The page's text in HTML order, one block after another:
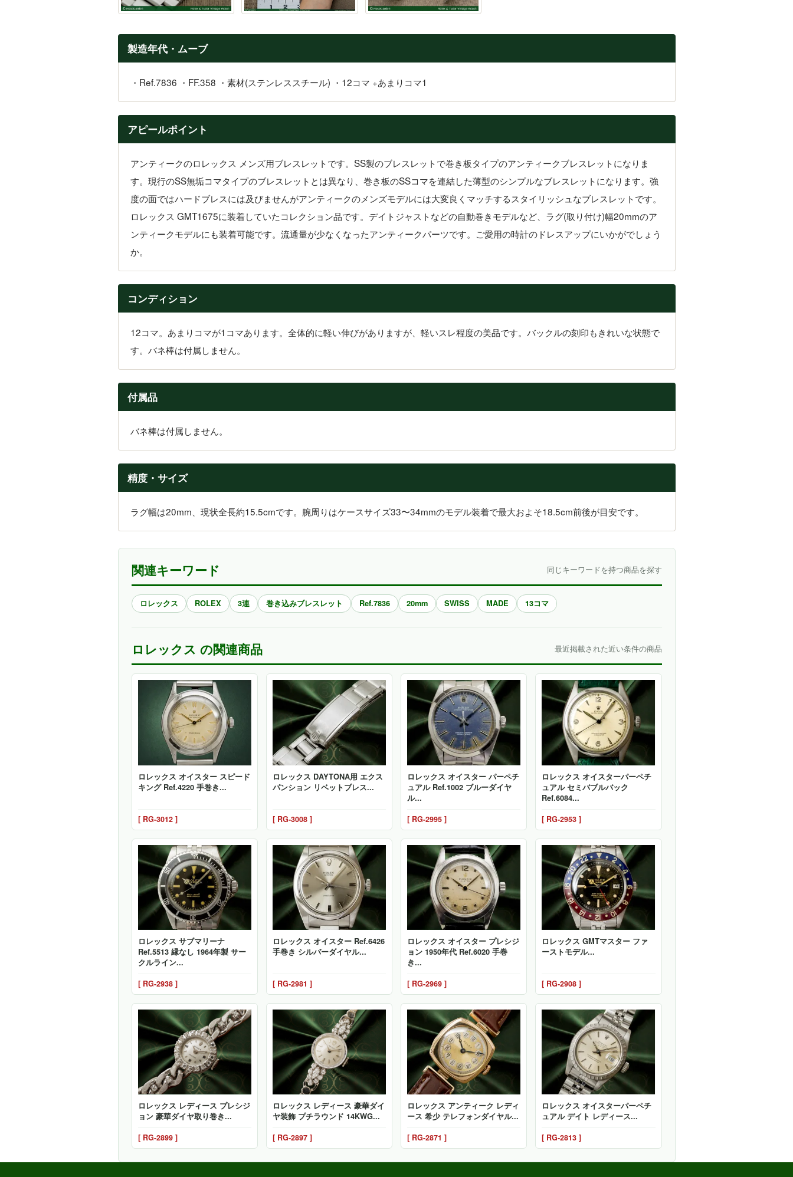
製造年代・ムーブ
・Ref.7836 ・FF.358 ・素材(ステンレススチール) ・12コマ +あまりコマ1
アピールポイント
アンティークのロレックス メンズ用ブレスレットです。SS製のブレスレットで巻き板タイプのアンティークブレスレットになりま
す。現行のSS無垢コマタイプのブレスレットとは異なり、巻き板のSSコマを連結した薄型のシンプルなブレスレットになります。強
度の面ではハードブレスには及びませんがアンティークのメンズモデルには大変良くマッチするスタイリッシュなブレスレットです。
ロレックス GMT1675に装着していたコレクション品です。デイトジャストなどの自動巻きモデルなど、ラグ(取り付け)幅20mmのア
ンティークモデルにも装着可能です。流通量が少なくなったアンティークパーツです。ご愛用の時計のドレスアップにいかがでしょう
か。
コンディション
12コマ。あまりコマが1コマあります。全体的に軽い伸びがありますが、軽いスレ程度の美品です。バックルの刻印もきれいな状態で
す。バネ棒は付属しません。
付属品
バネ棒は付属しません。
精度・サイズ
ラグ幅は20mm、現状全長約15.5cmです。腕周りはケースサイズ33〜34mmのモデル装着で最大およそ18.5cm前後が目安です。
関連キーワード 同じキーワードを持つ商品を探す
ロレックス ROLEX 3連 巻き込みブレスレット Ref.7836 20mm SWISS MADE 13コマ
ロレックス の関連商品 最近掲載された近い条件の商品
ロレックス オイスター スピード
キング Ref.4220 手巻き...
[ RG-3012 ]
ロレックス DAYTONA用 エクス
パンション リベットブレス...
[ RG-3008 ]
ロレックス オイスター パーペチ
ュアル Ref.1002 ブルーダイヤ
ル...
[ RG-2995 ]
ロレックス オイスターパーペチ
ュアル セミバブルバック
Ref.6084...
[ RG-2953 ]
ロレックス サブマリーナ
Ref.5513 縁なし 1964年製 サー
クルライン...
[ RG-2938 ]
ロレックス オイスター Ref.6426
手巻き シルバーダイヤル...
[ RG-2981 ]
ロレックス オイスター プレシジ
ョン 1950年代 Ref.6020 手巻
き...
[ RG-2969 ]
ロレックス GMTマスター ファ
ーストモデル...
[ RG-2908 ]
ロレックス レディース プレシジ
ョン 豪華ダイヤ取り巻き...
[ RG-2899 ]
ロレックス レディース 豪華ダイ
ヤ装飾 プチラウンド 14KWG...
[ RG-2897 ]
ロレックス アンティーク レディ
ース 希少 テレフォンダイヤル...
[ RG-2871 ]
ロレックス オイスターパーペチ
ュアル デイト レディース...
[ RG-2813 ]